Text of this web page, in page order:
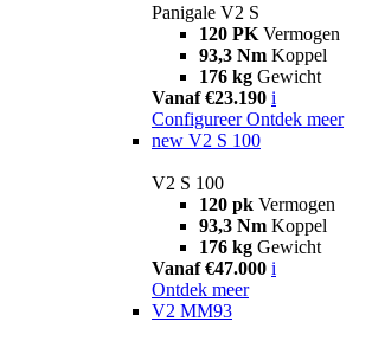
Panigale V2 S
120 PK Vermogen
93,3 Nm Koppel
176 kg Gewicht
Vanaf €23.190 i
Configureer Ontdek meer
new V2 S 100
V2 S 100
120 pk Vermogen
93,3 Nm Koppel
176 kg Gewicht
Vanaf €47.000 i
Ontdek meer
V2 MM93